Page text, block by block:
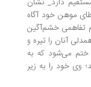
خود آگاه
خشم‌آگین
را تیره و
که به
را به زیر